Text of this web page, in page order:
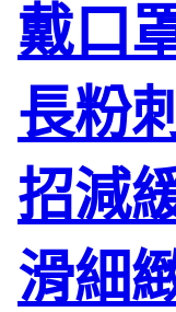
戴口
長粉
招減
滑細